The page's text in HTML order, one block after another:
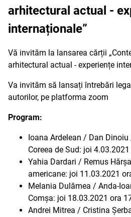
arhitectural actual -
internaționale”
Vă invităm la lansarea cărții
arhitectural actual - experiențe
Va invităm să lansați întrebări
autorilor, pe platforma zoom
Program:
Ioana Ardelean / Dan
Coreea de Sud: joi
Yahia Dardari / Remus
americane: joi 11.03.2021
Melania Dulămea / Anda-
Comșa: joi 18.03.2021 ora
Andrei Mitrea / Cristina